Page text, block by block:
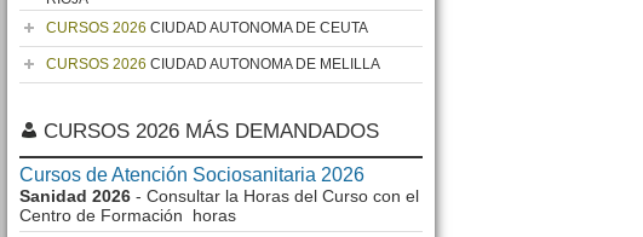
CURSOS 2026 CIUDAD AUTONOMA DE CEUTA
CURSOS 2026 CIUDAD AUTONOMA DE MELILLA
CURSOS 2026 MÁS DEMANDADOS
Cursos de Atención Sociosanitaria 2026
Sanidad 2026 - Consultar la Horas del Curso con el
Centro de Formación horas